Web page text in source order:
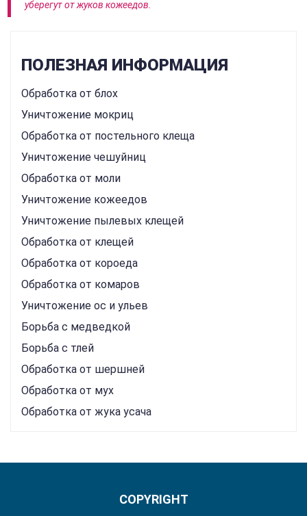
уберегут от жуков кожеедов.
ПОЛЕЗНАЯ ИНФОРМАЦИЯ
Обработка от блох
Уничтожение мокриц
Обработка от постельного клеща
Уничтожение чешуйниц
Обработка от моли
Уничтожение кожеедов
Уничтожение пылевых клещей
Обработка от клещей
Обработка от короеда
Обработка от комаров
Уничтожение ос и ульев
Борьба с медведкой
Борьба с тлей
Обработка от шершней
Обработка от мух
Обработка от жука усача
COPYRIGHT